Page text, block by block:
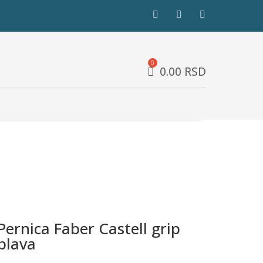
0.00 RSD
Faber Castell grip